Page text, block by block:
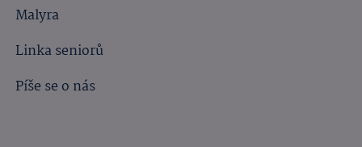
Malyra
Linka seniorů
Píše se o nás